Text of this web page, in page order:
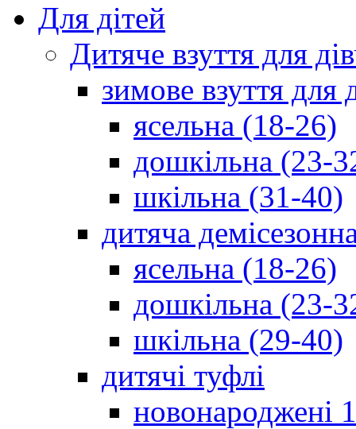
Для дітей
Дитяче взуття для
зимове взуття для
ясельна (18-26)
дошкільна (23-
шкільна (31-40)
дитяча
ясельна (18-26)
дошкільна (23-
шкільна (29-40)
дитячі туфлі
новонароджені